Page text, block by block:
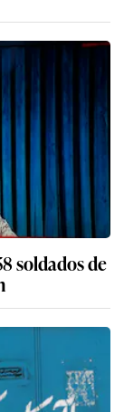
soldados de